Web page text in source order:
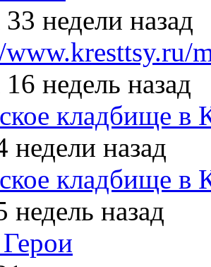
33 недели назад
недель назад
кладбище в
недели назад
кладбище в
недель назад